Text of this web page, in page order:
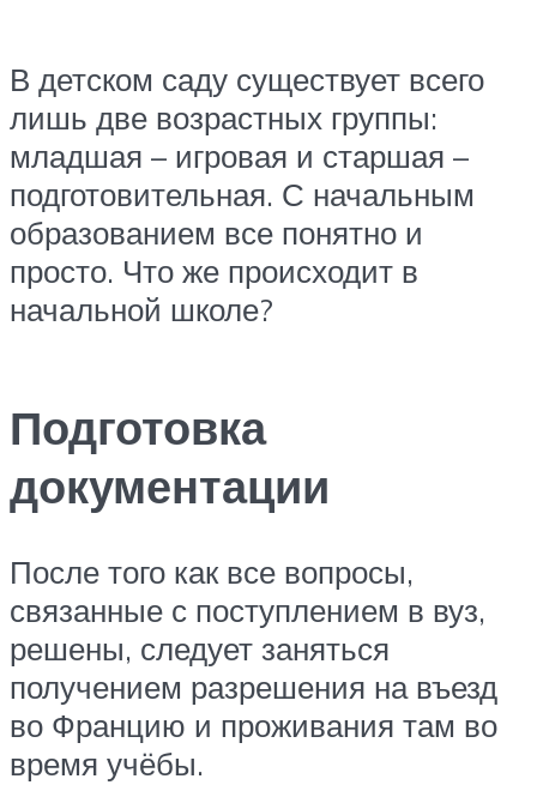
В детском саду существует всего
лишь две возрастных группы:
младшая – игровая и старшая –
подготовительная. С начальным
образованием все понятно и
просто. Что же происходит в
начальной школе?
Подготовка
документации
После того как все вопросы,
связанные с поступлением в вуз,
решены, следует заняться
получением разрешения на въезд
во Францию и проживания там во
время учёбы.